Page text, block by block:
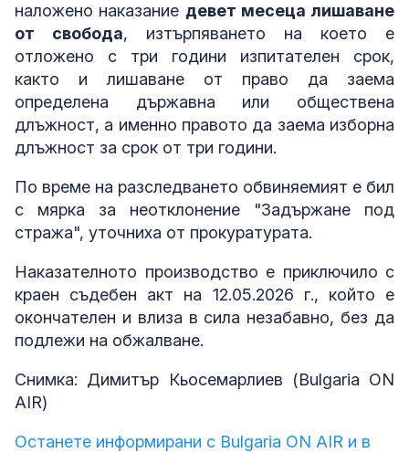
наложено наказание девет месеца лишаване
от свобода, изтърпяването на което е
отложено с три години изпитателен срок,
както и лишаване от право да заема
определена държавна или обществена
длъжност, а именно правото да заема изборна
длъжност за срок от три години.
По време на разследването обвиняемият е бил
с мярка за неотклонение "Задържане под
стража", уточниха от прокуратурата.
Наказателното производство е приключило с
краен съдебен акт на 12.05.2026 г., който е
окончателен и влиза в сила незабавно, без да
подлежи на обжалване.
Снимка: Димитър Кьосемарлиев (Bulgaria ON
AIR)
Останете информирани с Bulgaria ON AIR и в